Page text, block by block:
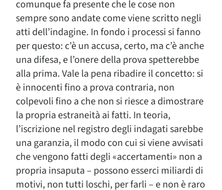
comunque fa presente che le cose non
sempre sono andate come viene scritto negli
atti dell’indagine. In fondo i processi si fanno
per questo: c’è un accusa, certo, ma c’è anche
una difesa, e l’onere della prova spetterebbe
alla prima. Vale la pena ribadire il concetto: si
è innocenti fino a prova contraria, non
colpevoli fino a che non si riesce a dimostrare
la propria estraneità ai fatti. In teoria,
l’iscrizione nel registro degli indagati sarebbe
una garanzia, il modo con cui si viene avvisati
che vengono fatti degli «accertamenti» non a
propria insaputa – possono esserci miliardi di
motivi, non tutti loschi, per farli – e non è raro